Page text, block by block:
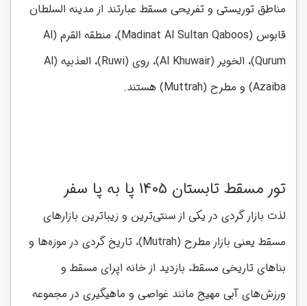
مناطق توریستی و تفریحی مسقط عبارتند از مدینه السلطان
قابوس (Madinat Al Sultan Qaboos)، منطقه القرم (Al
Qurum)، الخویر (Al Khuwair)، روی (Ruwi)، العذبیه (Al
Azaiba) و مطرح (Muttrah) هستند.
تور مسقط تابستان 1405 پا به پا سفر
لذت بازار گردی در یکی از سنتی‌ترین و زیباترین بازارهای
مسقط یعنی بازار مطرح (Mutrah)، تاریخ گردی در موزه‌ها و
بناهای تاریخی مسقط، بازدید از خانه اپرای مسقط و
ورزش‌های آبی مهیج مانند غواصی و ماهیگیری در مجموعه